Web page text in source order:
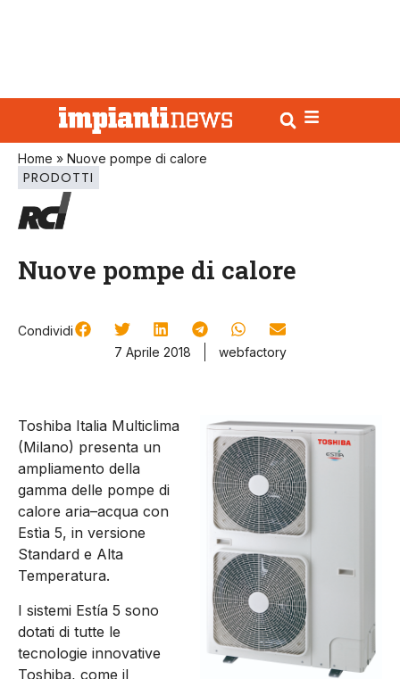
Home » Nuove pompe di calore
PRODOTTI
Nuove pompe di calore
Condividi
7 Aprile 2018
webfactory
Toshiba Italia Multiclima
(Milano) presenta un
ampliamento della
gamma delle pompe di
calore aria–acqua con
Estìa 5, in versione
Standard e Alta
Temperatura.
I sistemi Estía 5 sono
dotati di tutte le
tecnologie innovative
Toshiba, come il